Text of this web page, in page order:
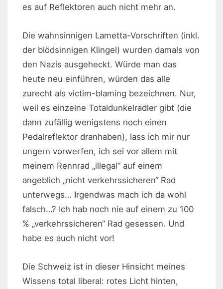
es auf Reflektoren auch nicht mehr an.
Die wahnsinnigen Lametta-Vorschriften (inkl.
der blödsinnigen Klingel) wurden damals von
den Nazis ausgeheckt. Würde man das
heute neu einführen, würden das alle
zurecht als victim-blaming bezeichnen. Nur,
weil es einzelne Totaldunkelradler gibt (die
dann zufällig wenigstens noch einen
Pedalreflektor dranhaben), lass ich mir nur
ungern vorwerfen, ich sei vor allem mit
meinem Rennrad „illegal“ auf einem
angeblich „nicht verkehrssicheren“ Rad
unterwegs… Irgendwas mach ich da wohl
falsch…? Ich hab noch nie auf einem zu 100
% „verkehrssicheren“ Rad gesessen. Und
habe es auch nicht vor!
Die Schweiz ist in dieser Hinsicht meines
Wissens total liberal: rotes Licht hinten,